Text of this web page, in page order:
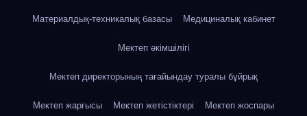
Материалдық-техникалық базасы Медициналық кабинет
Мектеп әкімшілігі
Мектеп директорының тағайындау туралы бұйрық
Мектеп жарғысы Мектеп жетістіктері Мектеп жоспары